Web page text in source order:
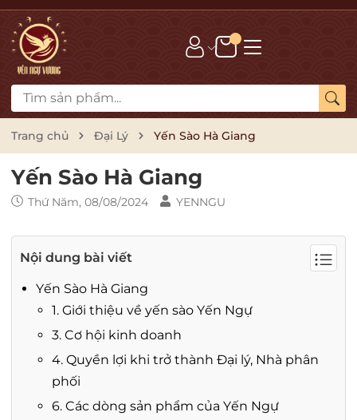
Trang chủ Đại Lý Yến Sào Hà Giang
Yến Sào Hà Giang
Thứ Năm, 08/08/2024 YENNGU
Nội dung bài viết
Yến Sào Hà Giang
1. Giới thiệu về yến sào Yến Ngự
3. Cơ hội kinh doanh
4. Quyền lợi khi trở thành Đại lý, Nhà phân
phối
6. Các dòng sản phẩm của Yến Ngự